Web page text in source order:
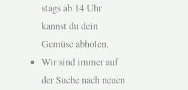
stags ab 14 Uhr
kannst du dein
Gemüse abholen.
Wir sind immer auf
der Suche nach neuen